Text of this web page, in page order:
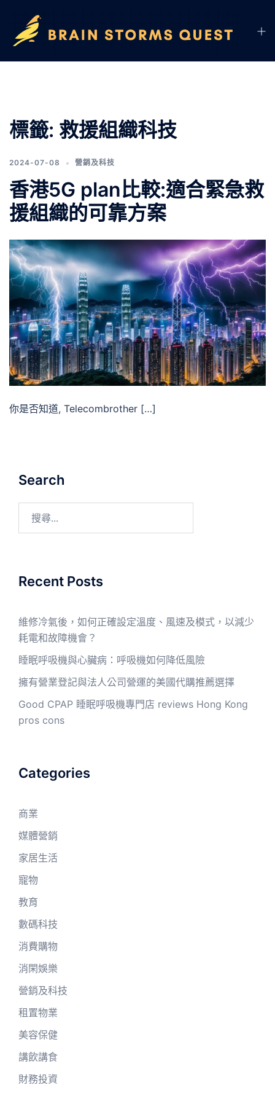
標籤: 救援組織科技
2024-07-08 營銷及科技
香港5G plan比較:適合緊急救
援組織的可靠方案
你是否知道, Telecombrother […]
Search
Recent Posts
維修冷氣後，如何正確設定溫度、風速及模式，以減少
耗電和故障機會？
睡眠呼吸機與心臟病：呼吸機如何降低風險
擁有營業登記與法人公司營運的美國代購推薦選擇
Good CPAP 睡眠呼吸機專門店 reviews Hong Kong
pros cons
Categories
商業
媒體營銷
家居生活
寵物
教育
數碼科技
消費購物
消閑娛樂
營銷及科技
租置物業
美容保健
講飲講食
財務投資